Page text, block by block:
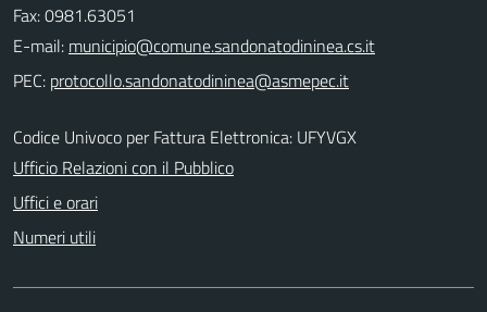
Fax: 0981.63051
E-mail:
PEC:
Codice Univoco per Fattura Elettronica: UFYVGX
Ufficio Relazioni con il Pubblico
Uffici e orari
Numeri utili